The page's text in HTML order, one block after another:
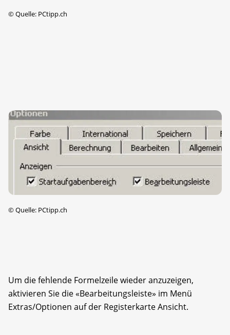
©Quelle: PCtipp.ch
©Quelle: PCtipp.ch
Um die fehlende Formelzeile wieder anzuzeigen,
aktivieren Sie die «Bearbeitungsleiste» im Menü
Extras/Optionen auf der Registerkarte Ansicht.